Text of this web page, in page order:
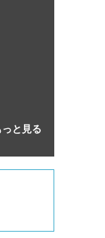
と見る